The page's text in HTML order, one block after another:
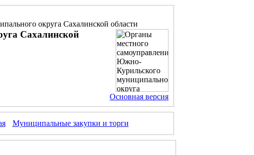
округа Сахалинской области
Сахалинской
Основная версия
Муниципальные закупки и торги